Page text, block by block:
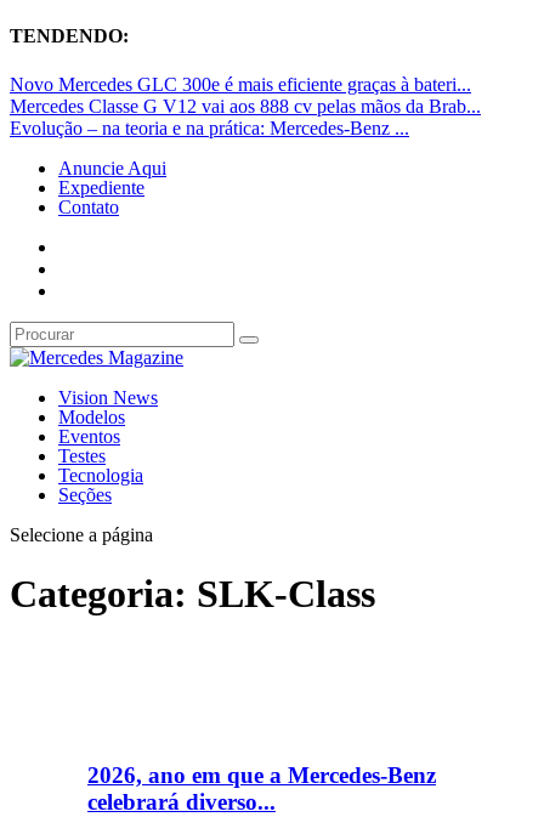
TENDENDO:
Novo Mercedes GLC 300e é mais eficiente graças à bateri...
Mercedes Classe G V12 vai aos 888 cv pelas mãos da Brab...
Evolução – na teoria e na prática: Mercedes-Benz ...
Anuncie Aqui
Expediente
Contato
Vision News
Modelos
Eventos
Testes
Tecnologia
Seções
Selecione a página
Categoria: SLK-Class
2026, ano em que a Mercedes-Benz
celebrará diverso...